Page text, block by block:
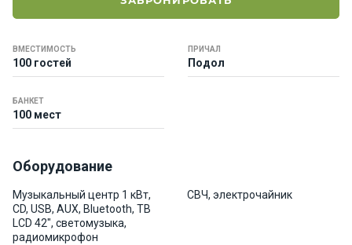
ВМЕСТИМОСТЬ
100 гостей
ПРИЧАЛ
Подол
БАНКЕТ
100 мест
Оборудование
Музыкальный центр 1 кВт,
CD, USB, AUX, Bluetooth, ТВ
LCD 42", светомузыка,
радиомикрофон
СВЧ, электрочайник
К
е
а